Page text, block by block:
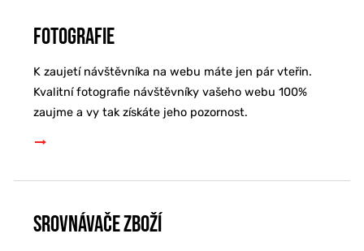
Fotografie
K zaujetí návštěvníka na webu máte jen pár vteřin.
Kvalitní fotografie návštěvníky vašeho webu 100%
zaujme a vy tak získáte jeho pozornost.
Srovnávače zboží